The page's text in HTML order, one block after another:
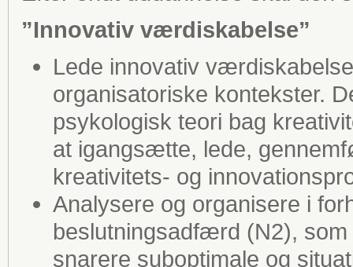
”Innovativ værdiskabelse”
Lede innovativ
organisatoriske kontekster.
psykologisk teori bag
at igangsætte, lede,
kreativitets- og
Analysere og organisere i
beslutningsadfærd (N2),
snarere suboptimale og